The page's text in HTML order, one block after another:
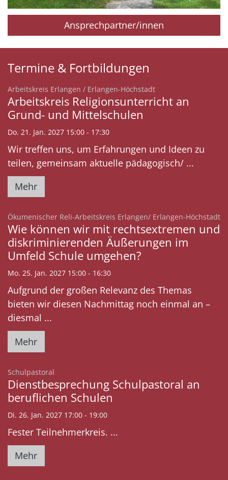
Ansprechpartner/innen
Termine & Fortbildungen
Arbeitskreis Erlangen / Erlangen-Höchstadt:
Arbeitskreis Religionsunterricht an
Grund- und Mittelschulen
Do. 21. Jan. 2027 15:00 - 17:30
Wir treffen uns, um Erfahrungen und Ideen zu
teilen, gemeinsam aktuelle pädagogisch/ ...
Mehr
Ökumenischer Reli-Arbeitskreis Erlangen/ Erlangen-Höchstadt:
Wie können wir mit rechtsextremen und
diskriminierenden Äußerungen im
Umfeld Schule umgehen?
Mo. 25. Jan. 2027 15:00 - 16:30
Aufgrund der großen Relevanz des Themas
bieten wir diesen Nachmittag noch einmal an –
diesmal ...
Mehr
Schulpastoral
Dienstbesprechung Schulpastoral an
beruflichen Schulen
Di. 26. Jan. 2027 17:00 - 19:00
Fester Teilnehmerkreis. ...
Mehr